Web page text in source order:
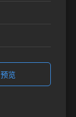
预览